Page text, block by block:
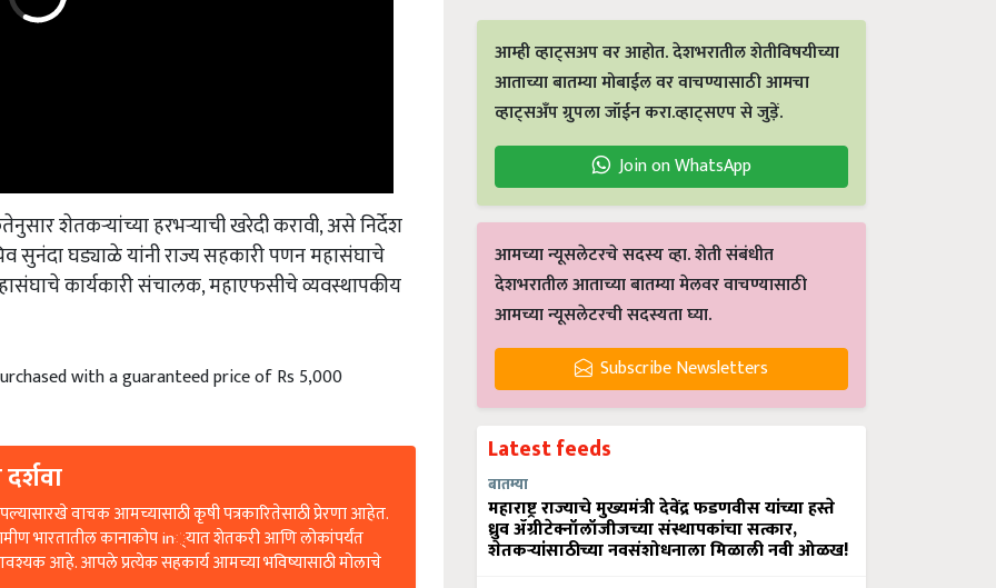
शेतकऱ्यांच्या हरभऱ्याची खरेदी करावी असे निर्देश
सुनंदा घड्याळे यांनी राज्य सहकारी पणन महासंघाचे
कार्यकारी संचालक महाएफसीचे व्यवस्थापकीय
with a guaranteed price of Rs 5,000
वाचक आमच्यासाठी कृषी पत्रकारितेसाठी प्रेरणा आहेत.
भारतातील कानाकोप in्यात शेतकरी आणि लोकांपर्यंत
आहे. आपले प्रत्येक सहकार्य आमच्या भविष्यासाठी मोलाचे
आम्ही व्हाट्सअप वर आहोत. देशभरातील शेतीविषयीच्या
आताच्या बातम्या मोबाईल वर वाचण्यासाठी आमचा
व्हाट्सअँप ग्रुपला जॉईन करा.व्हाट्सएप से जुड़ें.
Join on WhatsApp
आमच्या न्यूसलेटरचे सदस्य व्हा. शेती संबंधीत
देशभरातील आताच्या बातम्या मेलवर वाचण्यासाठी
आमच्या न्यूसलेटरची सदस्यता घ्या.
Subscribe Newsletters
Latest feeds
बातम्या
महाराष्ट्र राज्याचे मुख्यमंत्री देवेंद्र फडणवीस यांच्या हस्ते
ध्रुव ॲग्रीटेक्नॉलॉजीजच्या संस्थापकांचा सत्कार,
शेतकऱ्यांसाठीच्या नवसंशोधनाला मिळाली नवी ओळख!